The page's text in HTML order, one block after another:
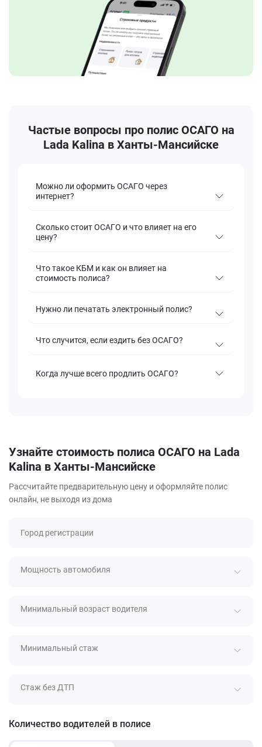
Частые вопросы про полис ОСАГО на
Lada Kalina в Ханты-Мансийске
Можно ли оформить ОСАГО через
интернет?
Сколько стоит ОСАГО и что влияет на его
цену?
Что такое КБМ и как он влияет на
стоимость полиса?
Нужно ли печатать электронный полис?
Что случится, если ездить без ОСАГО?
Когда лучше всего продлить ОСАГО?
Узнайте стоимость полиса ОСАГО на Lada
Kalina в Ханты-Мансийске
Рассчитайте предварительную цену и оформляйте полис
онлайн, не выходя из дома
Город регистрации
Мощность автомобиля
Минимальный возраст водителя
Минимальный стаж
Стаж без ДТП
Количество водителей в полисе